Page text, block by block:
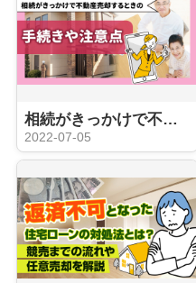
相続がきっかけで不動産売却するときの手続きや注意点
2022-07-05